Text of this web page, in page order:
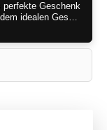
perfekte Geschenk
idealen Ges…